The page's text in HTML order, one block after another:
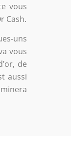
vous
Cash.
uns
vous
de
aussi